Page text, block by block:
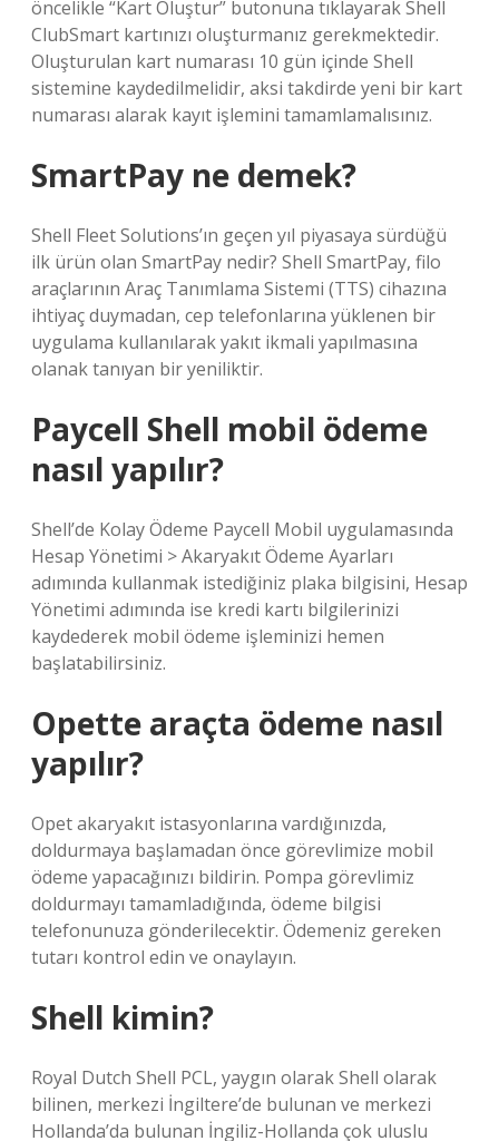
öncelikle “Kart Oluştur” butonuna tıklayarak Shell
ClubSmart kartınızı oluşturmanız gerekmektedir.
Oluşturulan kart numarası 10 gün içinde Shell
sistemine kaydedilmelidir, aksi takdirde yeni bir kart
numarası alarak kayıt işlemini tamamlamalısınız.
SmartPay ne demek?
Shell Fleet Solutions’ın geçen yıl piyasaya sürdüğü
ilk ürün olan SmartPay nedir? Shell SmartPay, filo
araçlarının Araç Tanımlama Sistemi (TTS) cihazına
ihtiyaç duymadan, cep telefonlarına yüklenen bir
uygulama kullanılarak yakıt ikmali yapılmasına
olanak tanıyan bir yeniliktir.
Paycell Shell mobil ödeme
nasıl yapılır?
Shell’de Kolay Ödeme Paycell Mobil uygulamasında
Hesap Yönetimi > Akaryakıt Ödeme Ayarları
adımında kullanmak istediğiniz plaka bilgisini, Hesap
Yönetimi adımında ise kredi kartı bilgilerinizi
kaydederek mobil ödeme işleminizi hemen
başlatabilirsiniz.
Opette araçta ödeme nasıl
yapılır?
Opet akaryakıt istasyonlarına vardığınızda,
doldurmaya başlamadan önce görevlimize mobil
ödeme yapacağınızı bildirin. Pompa görevlimiz
doldurmayı tamamladığında, ödeme bilgisi
telefonunuza gönderilecektir. Ödemeniz gereken
tutarı kontrol edin ve onaylayın.
Shell kimin?
Royal Dutch Shell PCL, yaygın olarak Shell olarak
bilinen, merkezi İngiltere’de bulunan ve merkezi
Hollanda’da bulunan İngiliz-Hollanda çok uluslu